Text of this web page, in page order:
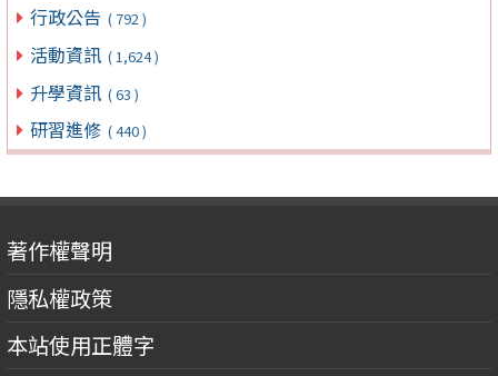
行政公告 ( 792 )
活動資訊 ( 1,624 )
升學資訊 ( 63 )
研習進修 ( 440 )
著作權聲明
隱私權政策
本站使用正體字